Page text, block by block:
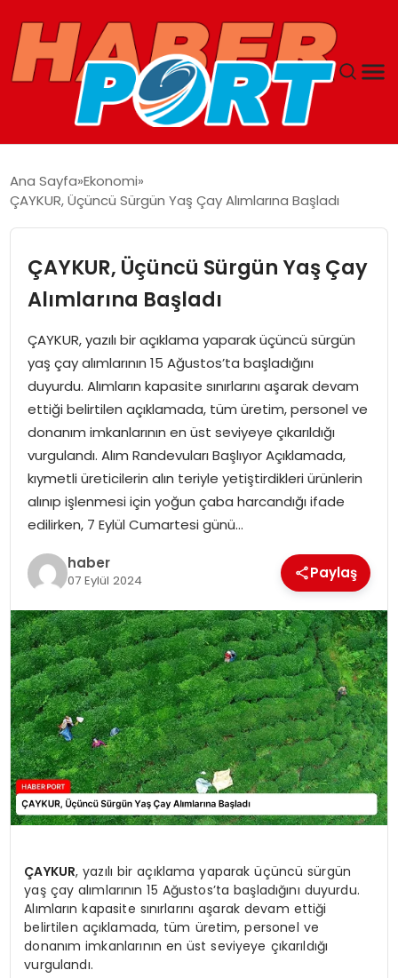
GUNCEL
YAŞAM
SAĞLIK
SPOR
MAGAZIN
EĞITIM
OTOMOBIL
TEKNOLOJI
EKONOMI
Ana Sayfa Ekonomi
ÇAYKUR, Üçüncü Sürgün Yaş Çay Alımlarına Başladı
ÇAYKUR, Üçüncü Sürgün Yaş Çay
Alımlarına Başladı
ÇAYKUR, yazılı bir açıklama yaparak üçüncü sürgün
yaş çay alımlarının 15 Ağustos’ta başladığını
duyurdu. Alımların kapasite sınırlarını aşarak devam
ettiği belirtilen açıklamada, tüm üretim, personel ve
donanım imkanlarının en üst seviyeye çıkarıldığı
vurgulandı. Alım Randevuları Başlıyor Açıklamada,
kıymetli üreticilerin alın teriyle yetiştirdikleri ürünlerin
alınıp işlenmesi için yoğun çaba harcandığı ifade
edilirken, 7 Eylül Cumartesi günü…
haber
07 Eylül 2024 Paylaş
ÇAYKUR, yazılı bir açıklama yaparak üçüncü sürgün
yaş çay alımlarının 15 Ağustos’ta başladığını duyurdu.
Alımların kapasite sınırlarını aşarak devam ettiği
belirtilen açıklamada, tüm üretim, personel ve
donanım imkanlarının en üst seviyeye çıkarıldığı
vurgulandı.